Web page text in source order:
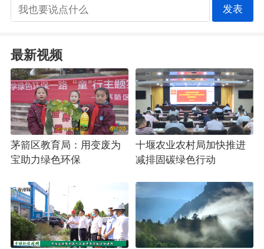
发表
最新视频
茅箭区教育局：用变废为
宝助力绿色环保
十堰农业农村局加快推进
减排固碳绿色行动